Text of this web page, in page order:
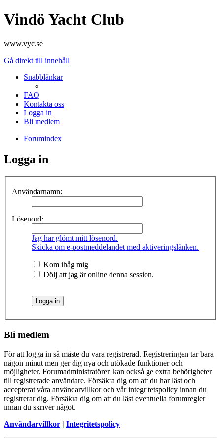
Vindö Yacht Club
www.vyc.se
Gå direkt till innehåll
Snabblänkar
FAQ
Kontakta oss
Logga in
Bli medlem
Forumindex
Logga in
Användarnamn:
Lösenord:
Jag har glömt mitt lösenord.
Skicka om e-postmeddelandet med aktiveringslänken.
Kom ihåg mig
Dölj att jag är online denna session.
Bli medlem
För att logga in så måste du vara registrerad. Registreringen tar bara
någon minut men ger dig nya och utökade funktioner och
möjligheter. Forumadministratören kan också ge extra behörigheter
till registrerade användare. Försäkra dig om att du har läst och
accepterat våra användarvillkor och vår integritetspolicy innan du
registrerar dig. Försäkra dig om att du läst eventuella forumregler
innan du skriver något.
Användarvillkor | Integritetspolicy